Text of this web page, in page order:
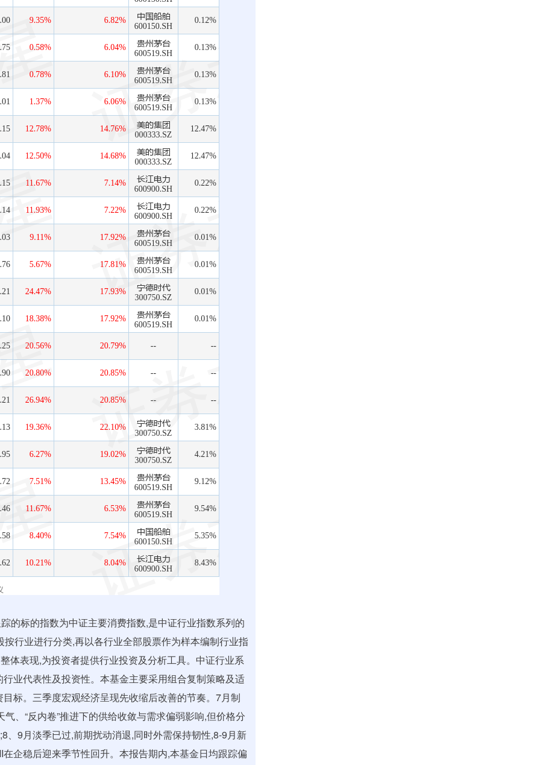
的标的指数为中证主要消费指数,是中证行业指数系列的
行业进行分类,再以各行业全部股票作为样本编制行业指
体表现,为投资者提供行业投资及分析工具。中证行业系
业代表性及投资性。本基金主要采用组合复制策略及适
标。三季度宏观经济呈现先收缩后改善的节奏。7月制
、“反内卷”推进下的供给收敛与需求偏弱影响,但价格分
、9月淡季已过,前期扰动消退,同时外需保持韧性,8-9月新
企稳后迎来季节性回升。本报告期内,本基金日均跟踪偏